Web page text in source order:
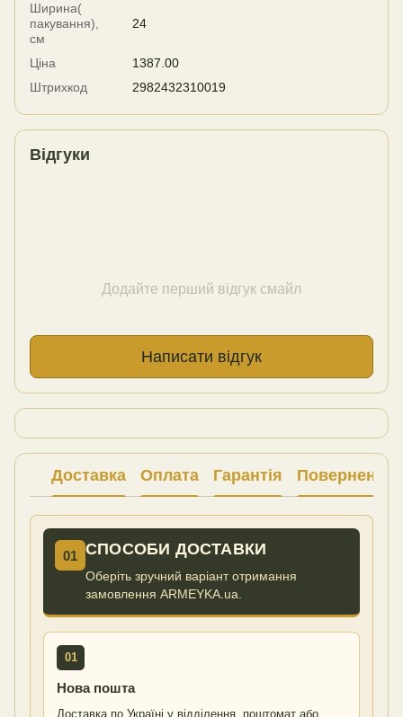
Ширина(
пакування),
см
24
Ціна
1387.00
Штрихкод
2982432310019
Відгуки
Додайте перший відгук смайл
Написати відгук
Доставка Оплата Гарантія Повернення
01 СПОСОБИ ДОСТАВКИ
Оберіть зручний варіант отримання
замовлення ARMEYKA.ua.
01
Нова пошта
Доставка по Україні у відділення, поштомат або